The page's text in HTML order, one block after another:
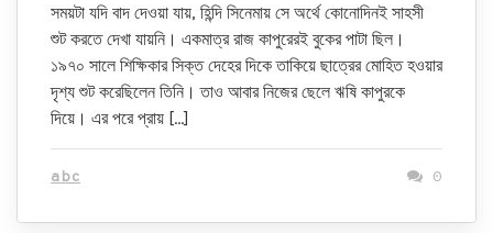
সময়টা যদি বাদ দেওয়া যায়, হিন্দি সিনেমায় সে অর্থে কোনোদিনই সাহসী
শুট করতে দেখা যায়নি। একমাত্র রাজ কাপুরেরই বুকের পাটা ছিল।
১৯৭০ সালে শিক্ষিকার সিক্ত দেহের দিকে তাকিয়ে ছাত্রের মোহিত হওয়ার
দৃশ্য শুট করেছিলেন তিনি। তাও আবার নিজের ছেলে ঋষি কাপুরকে
দিয়ে। এর পরে প্রায় […]
abc 0